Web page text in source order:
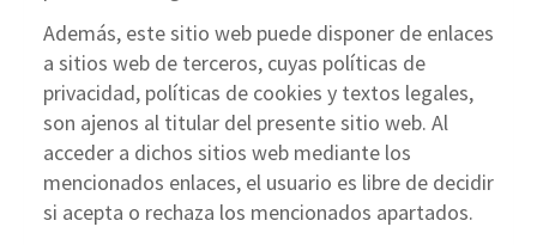
Además, este sitio web puede disponer de enlaces
a sitios web de terceros, cuyas políticas de
privacidad, políticas de cookies y textos legales,
son ajenos al titular del presente sitio web. Al
acceder a dichos sitios web mediante los
mencionados enlaces, el usuario es libre de decidir
si acepta o rechaza los mencionados apartados.